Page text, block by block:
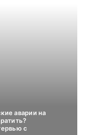
аварии на
с